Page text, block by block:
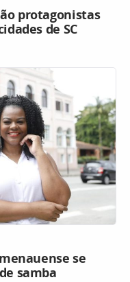
protagonistas
de SC
se
samba